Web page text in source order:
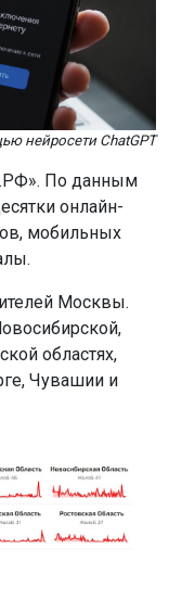
нейросети ChatGPT
По данным
онлайн-
мобильных
Москвы.
областях,
Чувашии и